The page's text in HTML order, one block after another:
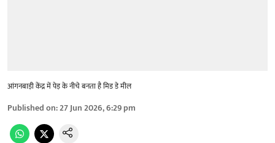
आंगनबाड़ी केंद्र में पेड़ के नीचे बनता है मिड डे मील
Published on:27 Jun 2026, 6:29 pm